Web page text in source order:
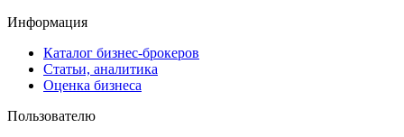
Информация
Каталог бизнес-брокеров
Статьи, аналитика
Оценка бизнеса
Пользователю